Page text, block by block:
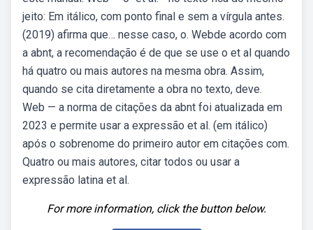
jeito: Em itálico, com ponto final e sem a vírgula antes.
(2019) afirma que… nesse caso, o. Webde acordo com
a abnt, a recomendação é de que se use o et al quando
há quatro ou mais autores na mesma obra. Assim,
quando se cita diretamente a obra no texto, deve.
Web — a norma de citações da abnt foi atualizada em
2023 e permite usar a expressão et al. (em itálico)
após o sobrenome do primeiro autor em citações com.
Quatro ou mais autores, citar todos ou usar a
expressão latina et al.
For more information, click the button below.